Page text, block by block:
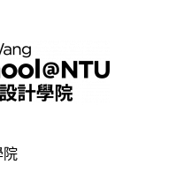
院
Tel : +886 2 3366 1869
Address : 100047臺北
Room 409, Building for